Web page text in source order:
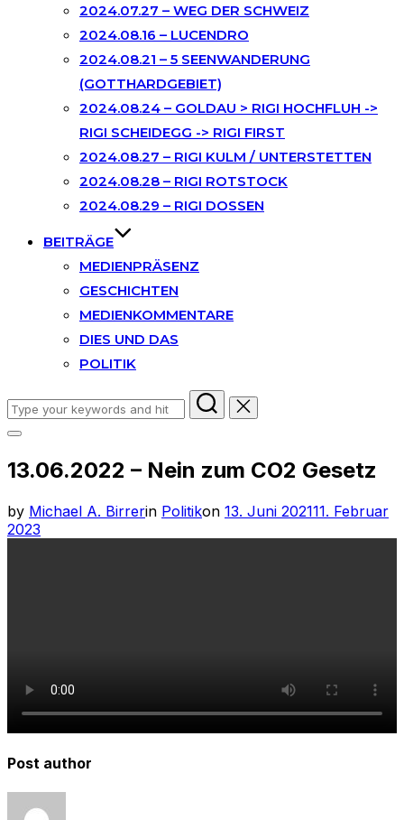
2024.07.27 – WEG DER SCHWEIZ
2024.08.16 – LUCENDRO
2024.08.21 – 5 SEENWANDERUNG
(GOTTHARDGEBIET)
2024.08.24 – GOLDAU > RIGI HOCHFLUH ->
RIGI SCHEIDEGG -> RIGI FIRST
2024.08.27 – RIGI KULM / UNTERSTETTEN
2024.08.28 – RIGI ROTSTOCK
2024.08.29 – RIGI DOSSEN
BEITRÄGE
MEDIENPRÄSENZ
GESCHICHTEN
MEDIENKOMMENTARE
DIES UND DAS
POLITIK
Search
for:
Toggle
&
13.06.2022 – Nein zum CO2 Gesetz
by Michael A. Birrerin Politikon Posted
13. Juni 202111. Februar
2023
Post author